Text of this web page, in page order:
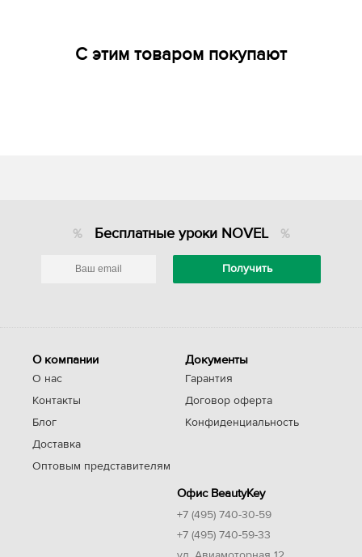
С этим товаром покупают
Бесплатные уроки NOVEL
О компании
О нас
Контакты
Блог
Доставка
Оптовым представителям
Документы
Гарантия
Договор оферта
Конфиденциальность
Офис BeautyKey
+7 (495) 740-30-59
+7 (495) 740-59-33